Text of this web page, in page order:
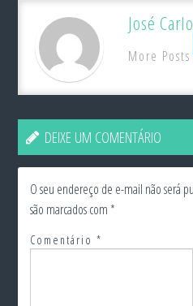
José
More Posts
DEIXE UM COMENTÁRIO
O seu endereço de e-mail não será
são marcados com *
Comentário*